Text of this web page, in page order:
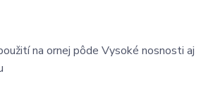
na ornej pôde Vysoké nosnosti aj